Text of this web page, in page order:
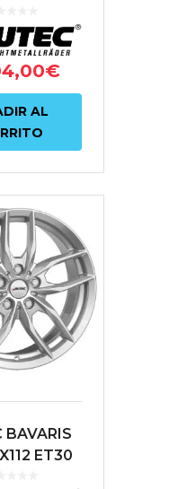
66.6
€
AL
BAVARIS
ET30